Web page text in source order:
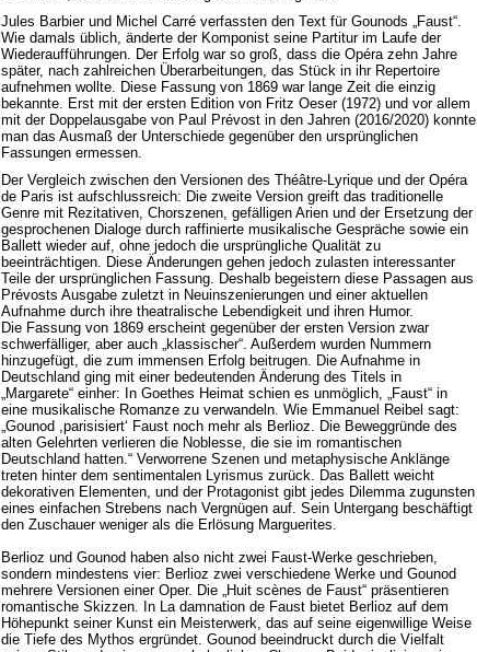
Jules Barbier und Michel Carré verfassten den Text für Gounods „Faust“.
Wie damals üblich, änderte der Komponist seine Partitur im Laufe der
Wiederaufführungen. Der Erfolg war so groß, dass die Opéra zehn Jahre
später, nach zahlreichen Überarbeitungen, das Stück in ihr Repertoire
aufnehmen wollte. Diese Fassung von 1869 war lange Zeit die einzig
bekannte. Erst mit der ersten Edition von Fritz Oeser (1972) und vor allem
mit der Doppelausgabe von Paul Prévost in den Jahren (2016/2020) konnte
man das Ausmaß der Unterschiede gegenüber den ursprünglichen
Fassungen ermessen.
Der Vergleich zwischen den Versionen des Théâtre-Lyrique und der Opéra
de Paris ist aufschlussreich: Die zweite Version greift das traditionelle
Genre mit Rezitativen, Chorszenen, gefälligen Arien und der Ersetzung der
gesprochenen Dialoge durch raffinierte musikalische Gespräche sowie ein
Ballett wieder auf, ohne jedoch die ursprüngliche Qualität zu
beeinträchtigen. Diese Änderungen gehen jedoch zulasten interessanter
Teile der ursprünglichen Fassung. Deshalb begeistern diese Passagen aus
Prévosts Ausgabe zuletzt in Neuinszenierungen und einer aktuellen
Aufnahme durch ihre theatralische Lebendigkeit und ihren Humor.
Die Fassung von 1869 erscheint gegenüber der ersten Version zwar
schwerfälliger, aber auch „klassischer“. Außerdem wurden Nummern
hinzugefügt, die zum immensen Erfolg beitrugen. Die Aufnahme in
Deutschland ging mit einer bedeutenden Änderung des Titels in
„Margarete“ einher: In Goethes Heimat schien es unmöglich, „Faust“ in
eine musikalische Romanze zu verwandeln. Wie Emmanuel Reibel sagt:
„Gounod ,parisisiert‘ Faust noch mehr als Berlioz. Die Beweggründe des
alten Gelehrten verlieren die Noblesse, die sie im romantischen
Deutschland hatten.“ Verworrene Szenen und metaphysische Anklänge
treten hinter dem sentimentalen Lyrismus zurück. Das Ballett weicht
dekorativen Elementen, und der Protagonist gibt jedes Dilemma zugunsten
eines einfachen Strebens nach Vergnügen auf. Sein Untergang beschäftigt
den Zuschauer weniger als die Erlösung Marguerites.
Berlioz und Gounod haben also nicht zwei Faust-Werke geschrieben,
sondern mindestens vier: Berlioz zwei verschiedene Werke und Gounod
mehrere Versionen einer Oper. Die „Huit scènes de Faust“ präsentieren
romantische Skizzen. In La damnation de Faust bietet Berlioz auf dem
Höhepunkt seiner Kunst ein Meisterwerk, das auf seine eigenwillige Weise
die Tiefe des Mythos ergründet. Gounod beeindruckt durch die Vielfalt